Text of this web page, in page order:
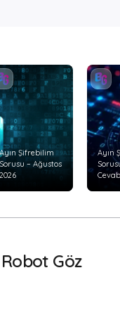
Ayın Şifrebilim
Sorusu – Ağustos
2026
Ayın
Göz